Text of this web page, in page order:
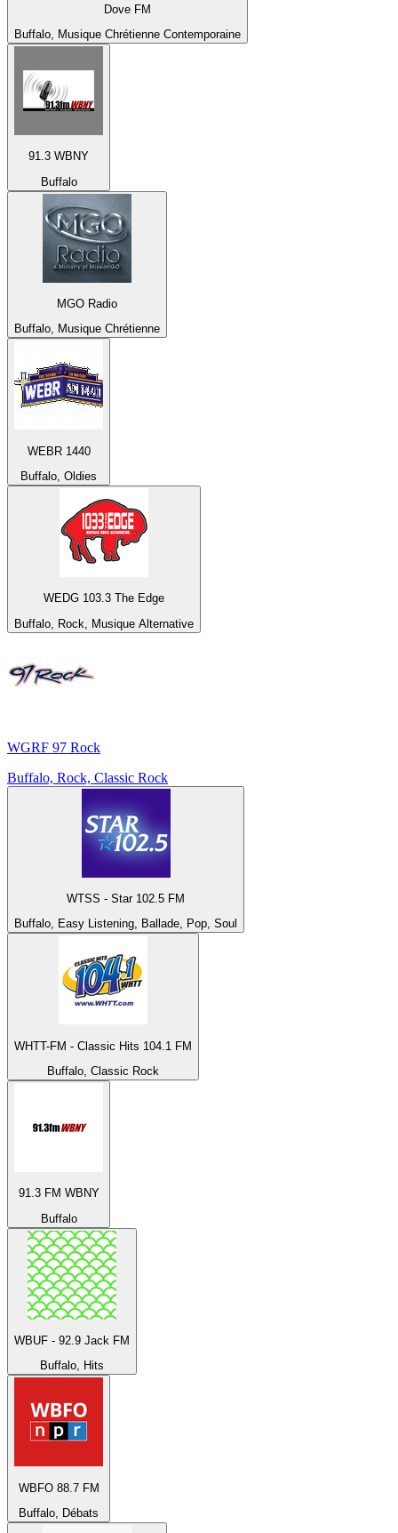
Dove FM
Buffalo, Musique Chrétienne Contemporaine
91.3 WBNY
Buffalo
MGO Radio
Buffalo, Musique Chrétienne
WEBR 1440
Buffalo, Oldies
WEDG 103.3 The Edge
Buffalo, Rock, Musique Alternative
WGRF 97 Rock
Buffalo, Rock, Classic Rock
WTSS - Star 102.5 FM
Buffalo, Easy Listening, Ballade, Pop, Soul
WHTT-FM - Classic Hits 104.1 FM
Buffalo, Classic Rock
91.3 FM WBNY
Buffalo
WBUF - 92.9 Jack FM
Buffalo, Hits
WBFO 88.7 FM
Buffalo, Débats